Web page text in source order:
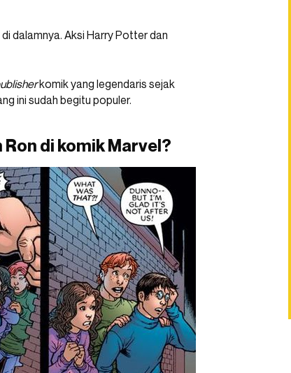
dalamnya. Aksi Harry Potter dan
komik yang legendaris sejak
ini sudah begitu populer.
di komik Marvel?